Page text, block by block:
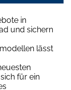
in
und sichern
lässt
für ein